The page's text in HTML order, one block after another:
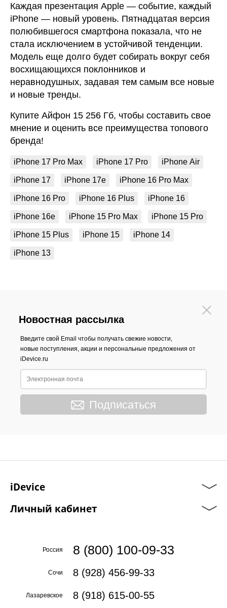
Каждая презентация Apple — событие, каждый
iPhone — новый уровень. Пятнадцатая версия
полюбившегося смартфона показала, что не
стала исключением в устойчивой тенденции.
Модель еще долго будет собирать вокруг себя
восхищающихся поклонников и
неравнодушных, задавая тем самым все новые
и новые тренды.
Купите Айфон 15 256 Гб, чтобы составить свое
мнение и оценить все преимущества топового
бренда!
iPhone 17 Pro Max iPhone 17 Pro iPhone Air
iPhone 17 iPhone 17e iPhone 16 Pro Max
iPhone 16 Pro iPhone 16 Plus iPhone 16
iPhone 16e iPhone 15 Pro Max iPhone 15 Pro
iPhone 15 Plus iPhone 15 iPhone 14
iPhone 13
Новостная рассылка
Введите свой Email чтобы получать свежие новости,
новые поступления, акции и персональные предложения от
iDevice.ru
Подписаться
iDevice
Личный кабинет
Россия 8 (800) 100-09-33
Сочи 8 (928) 456-99-33
Лазаревское 8 (918) 615-00-55